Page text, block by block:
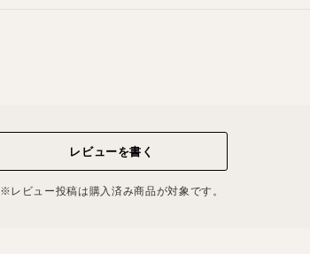
レビューを書く
※レビュー投稿は購⼊済み商品が対象です。